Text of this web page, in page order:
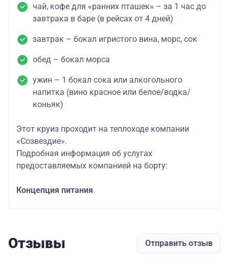
чай, кофе для «ранних пташек» – за 1 час до
завтрака в баре (в рейсах от 4 дней)
завтрак – бокал игристого вина, морс, сок
обед – бокал морса
ужин – 1 бокал сока или алкогольного
напитка (вино красное или белое/водка/
коньяк)
Этот круиз проходит на теплоходе компании
«Созвездие».
Подробная информация об услугах
предоставляемых компанией на борту:
Концепция питания
Отзывы Отправить отзыв